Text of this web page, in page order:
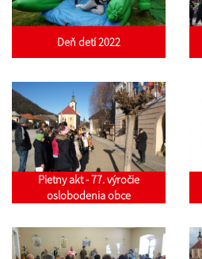
Deň detí 2022
Pietny akt - 77. výročie
oslobodenia obce